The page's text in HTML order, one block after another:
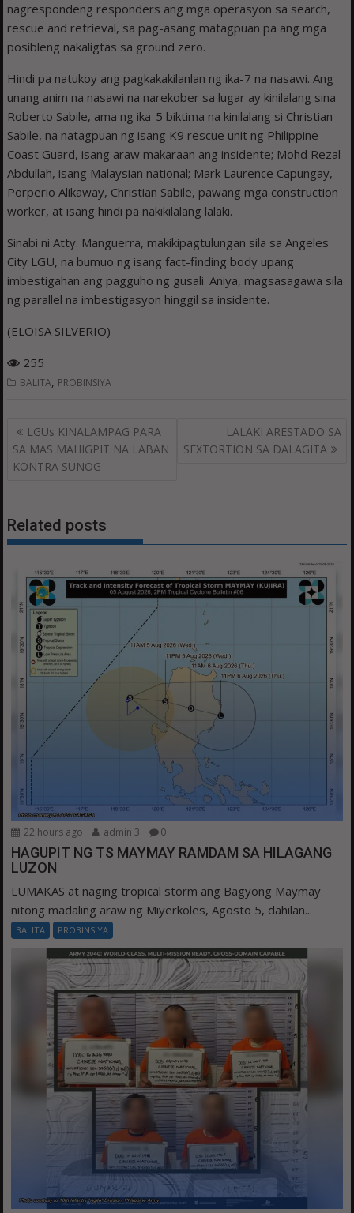
nagrespondeng responders ang mga operasyon sa search,
rescue and retrieval, sa pag-asang matagpuan pa ang mga
posibleng nakaligtas sa ground zero.
Hindi pa natukoy ang pagkakakilanlan ng ika-7 na nasawi. Ang
unang anim na nasawi na narekober sa lugar ay kinilalang sina
Roberto Sabile, ama ng ika-5 biktima na kinilalang si Christian
Sabile, na natagpuan ng isang K9 rescue unit ng Philippine
Coast Guard, isang araw makaraan ang insidente; Mohd Rezal
Abdullah, isang Malaysian national; Mark Laurence Capungay,
Porperio Alikaway, Christian Sabile, pawang mga construction
worker, at isang hindi pa nakikilalang lalaki.
Sinabi ni Atty. Manguerra, makikipagtulungan sila sa Angeles
City LGU, na bumuo ng isang fact-finding body upang
imbestigahan ang pagguho ng gusali. Aniya, magsasagawa sila
ng parallel na imbestigasyon hinggil sa insidente.
(ELOISA SILVERIO)
255
BALITA, PROBINSIYA
Post
navigation
LGUs KINALAMPAG PARA
SA MAS MAHIGPIT NA LABAN
KONTRA SUNOG
LALAKI ARESTADO SA
SEXTORTION SA DALAGITA
Related posts
22 hours ago admin 3 0
HAGUPIT NG TS MAYMAY RAMDAM SA HILAGANG
LUZON
LUMAKAS at naging tropical storm ang Bagyong Maymay
nitong madaling araw ng Miyerkoles, Agosto 5, dahilan...
BALITA PROBINSIYA